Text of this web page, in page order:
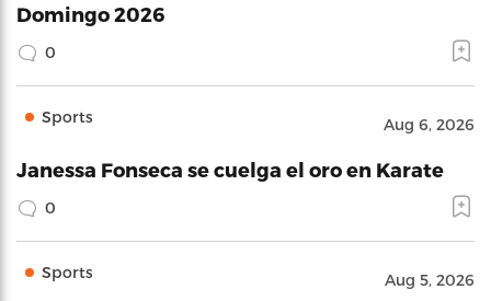
Domingo 2026
0
Sports Aug 6, 2026
Janessa Fonseca se cuelga el oro en Karate
0
Sports Aug 5, 2026